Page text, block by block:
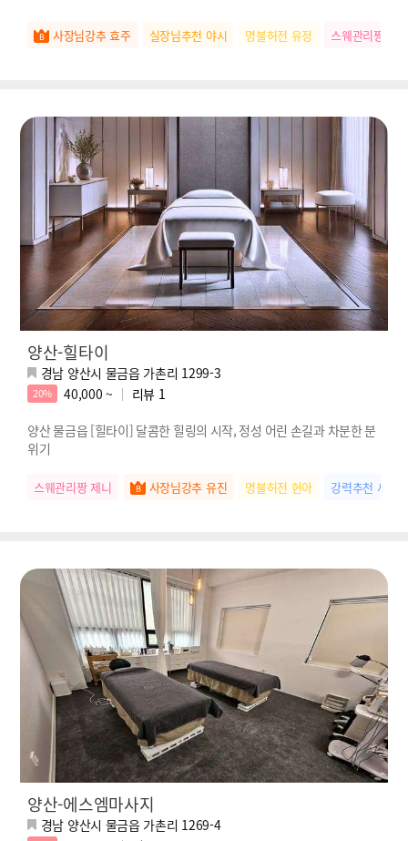
사장님강추 효주 실장님추천 야시 명불허전 유정 스웨관리짱 유라
양산-힐타이
경남 양산시 물금읍 가촌리 1299-3
20% 40,000 ~ 리뷰 1
양산 물금읍 [힐타이] 달콤한 힐링의 시작, 정성 어린 손길과 차분한 분
위기
스웨관리짱 제니 사장님강추 유진 명불허전 현아 강력추천 세아
양산-에스엠마사지
경남 양산시 물금읍 가촌리 1269-4